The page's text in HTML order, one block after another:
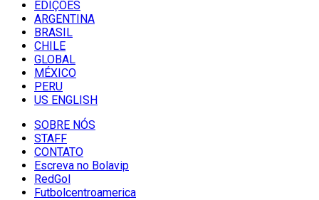
EDIÇÕES
ARGENTINA
BRASIL
CHILE
GLOBAL
MÉXICO
PERU
US ENGLISH
SOBRE NÓS
STAFF
CONTATO
Escreva no Bolavip
RedGol
Futbolcentroamerica